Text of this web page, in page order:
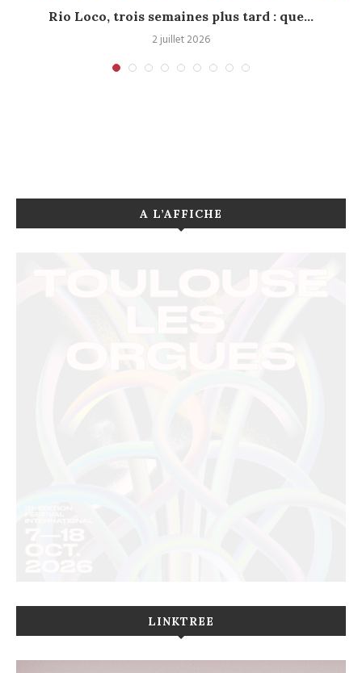
Rio Loco, trois semaines plus tard : que...
2 juillet 2026
A L’AFFICHE
LINKTREE